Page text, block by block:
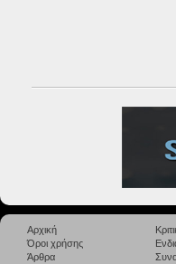
Αρχική
Όροι χρήσης
Άρθρα